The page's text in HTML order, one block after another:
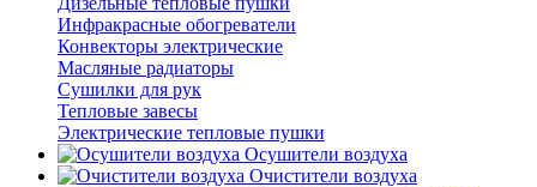
Инфракрасные обогреватели
Конвекторы электрические
Масляные радиаторы
Сушилки для рук
Тепловые завесы
Электрические тепловые пушки
Осушители воздуха
Очистители воздуха